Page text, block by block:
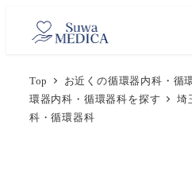
Top お近くの循環器内科・循
環器内科・循環器科を探す
埼
科・循環器科